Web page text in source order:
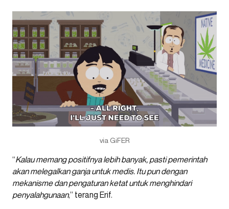
via GiFER
“Kalau memang positifnya lebih banyak, pasti pemerintah
akan melegalkan ganja untuk medis. Itu pun dengan
mekanisme dan pengaturan ketat untuk menghindari
penyalahgunaan,” terang Erif.